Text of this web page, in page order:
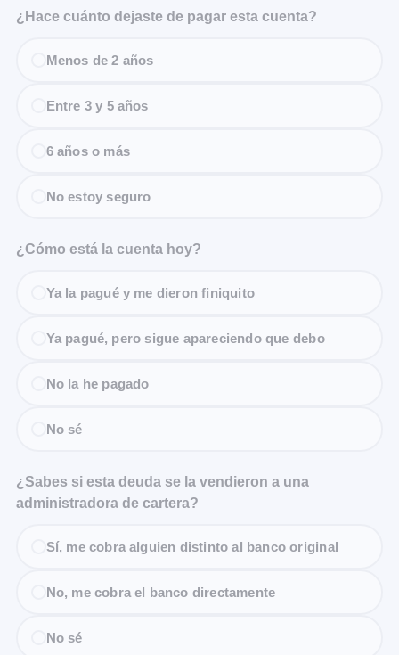
¿Hace cuánto dejaste de pagar esta cuenta?
Menos de 2 años
Entre 3 y 5 años
6 años o más
No estoy seguro
¿Cómo está la cuenta hoy?
Ya la pagué y me dieron finiquito
Ya pagué, pero sigue apareciendo que debo
No la he pagado
No sé
¿Sabes si esta deuda se la vendieron a una
administradora de cartera?
Sí, me cobra alguien distinto al banco original
No, me cobra el banco directamente
No sé